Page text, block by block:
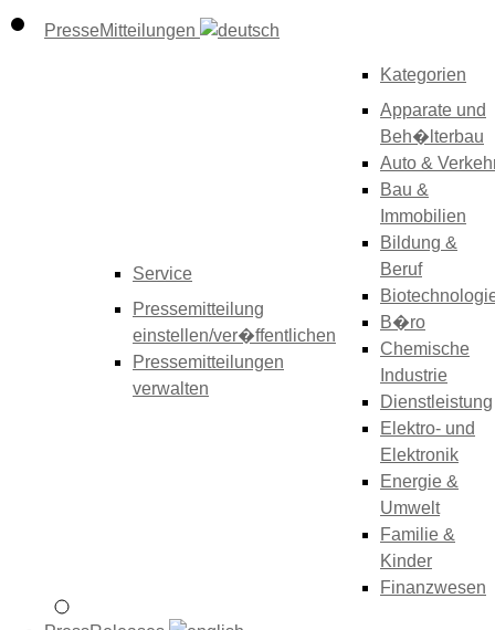
PresseMitteilungen
Service
Pressemitteilung
einstellen/ver�ffentlichen
Pressemitteilungen
verwalten
Kategorien
Apparate und
Beh�lterbau
Auto &
Bau &
Immobilien
Bildung &
Beruf
B�ro
Chemische
Industrie
Dienstleistung
Elektro- und
Elektronik
Energie &
Umwelt
Familie &
Kinder
Finanzwesen